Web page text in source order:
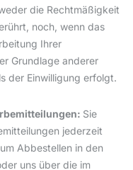
die Rechtmäßigkeit
noch, wenn das
Ihrer
Grundlage anderer
der Einwilligung erfolgt.
Sie
jederzeit
Abbestellen in den
uns über die im